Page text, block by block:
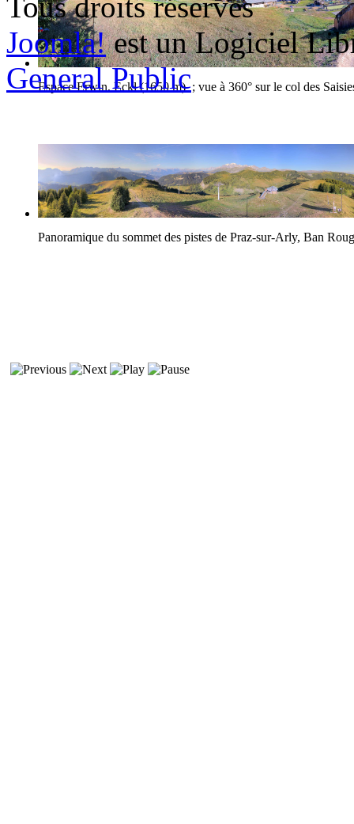
Espace Erwin, Eckl (1650 m) ; vue à 360° sur le col des
Panoramique du sommet des pistes de Praz-sur-Arly, Ban
Joomla!est un Logiciel
General Public